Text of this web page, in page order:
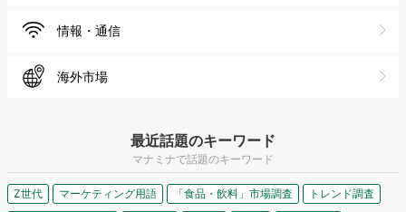
情報・通信
海外市場
最近話題のキーワード
マナミナで話題のキーワード
Z世代 マーケティング用語 「食品・飲料」市場調査
トレンド調査